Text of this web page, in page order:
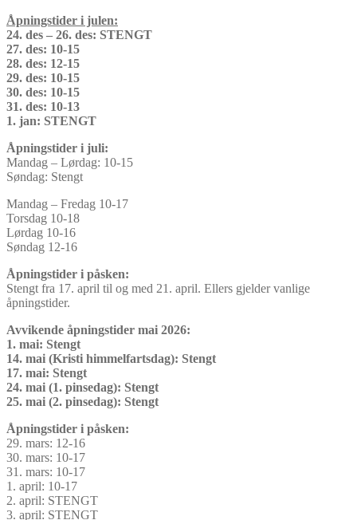
Åpningstider i julen:
24. des – 26. des: STENGT
27. des: 10-15
28. des: 12-15
29. des: 10-15
30. des: 10-15
31. des: 10-13
1. jan: STENGT
Åpningstider i juli:
Mandag – Lørdag: 10-15
Søndag: Stengt
Mandag – Fredag 10-17
Torsdag 10-18
Lørdag 10-16
Søndag 12-16
Åpningstider i påsken:
Stengt fra 17. april til og med 21. april. Ellers gjelder vanlige
åpningstider.
Avvikende åpningstider mai 2026:
1. mai: Stengt
14. mai (Kristi himmelfartsdag): Stengt
17. mai: Stengt
24. mai (1. pinsedag): Stengt
25. mai (2. pinsedag): Stengt
Åpningstider i påsken:
29. mars: 12-16
30. mars: 10-17
31. mars: 10-17
1. april: 10-17
2. april: STENGT
3. april: STENGT